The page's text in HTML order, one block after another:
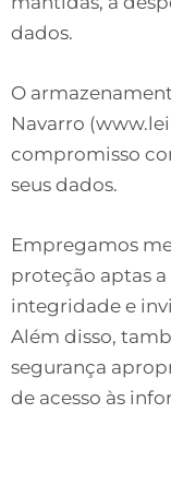
dados.
O
Navarro
compromisso
seus dados.
Empregamos
proteção aptas
integridade e
Além disso,
segurança
de acesso às